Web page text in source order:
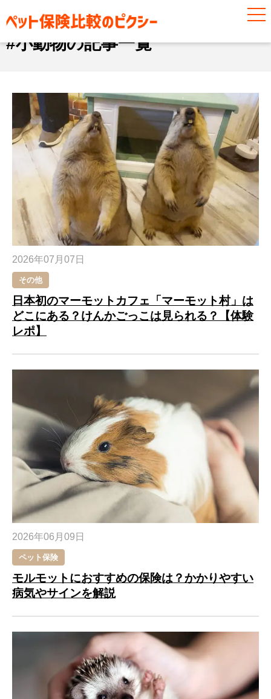
#小動物
#小動物の記事一覧
2026年07月07日
その他
日本初のマーモットカフェ「マーモット村」は
どこにある？けんかごっこは見られる？【体験
レポ】
2026年06月09日
ペット保険
モルモットにおすすめの保険は？かかりやすい
病気やサインを解説